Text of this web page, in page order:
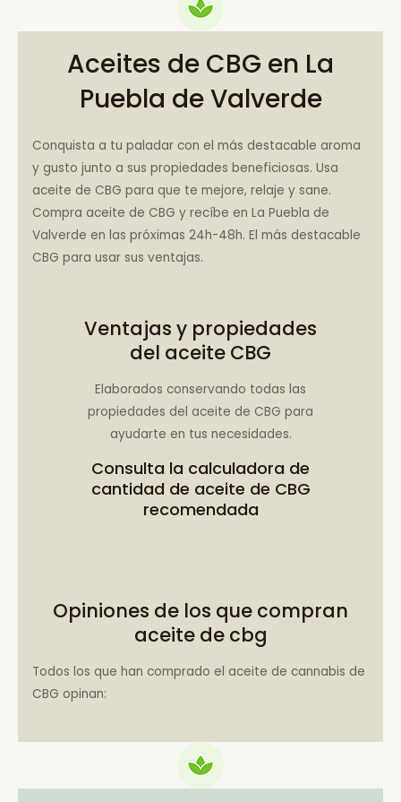
Aceites de CBG en La
Puebla de Valverde
Conquista a tu paladar con el más destacable aroma
y gusto junto a sus propiedades beneficiosas. Usa
aceite de CBG para que te mejore, relaje y sane.
Compra aceite de CBG y recíbe en La Puebla de
Valverde en las próximas 24h-48h. El más destacable
CBG para usar sus ventajas.
Ventajas y propiedades
del aceite CBG
Elaborados conservando todas las
propiedades del aceite de CBG para
ayudarte en tus necesidades.
Consulta la calculadora de
cantidad de aceite de CBG
recomendada
Opiniones de los que compran
aceite de cbg
Todos los que han comprado el aceite de cannabis de
CBG opinan: